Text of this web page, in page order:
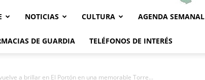
NOTICIAS CULTURA AGENDA SEMANAL
DE GUARDIA TELÉFONOS DE INTERÉS
a brillar en El Portón en una memorable Torre...